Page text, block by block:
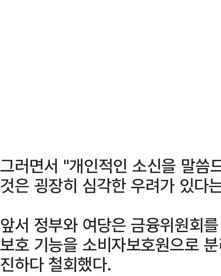
그러면서 "개인적인 소신을 말씀
것은 굉장히 심각한 우려가 있다
앞서 정부와 여당은 금융위원회
보호 기능을 소비자보호원으로
진하다 철회했다.